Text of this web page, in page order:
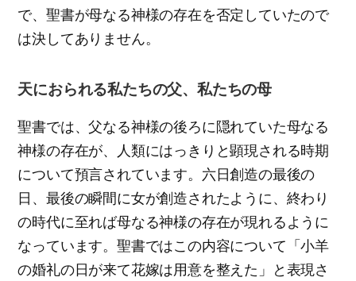
で、聖書が母なる神様の存在を否定していたので
は決してありません。
天におられる私たちの父、私たちの母
聖書では、父なる神様の後ろに隠れていた母なる
神様の存在が、人類にはっきりと顕現される時期
について預言されています。六日創造の最後の
日、最後の瞬間に女が創造されたように、終わり
の時代に至れば母なる神様の存在が現れるように
なっています。聖書ではこの内容について「小羊
の婚礼の日が来て花嫁は用意を整えた」と表現さ